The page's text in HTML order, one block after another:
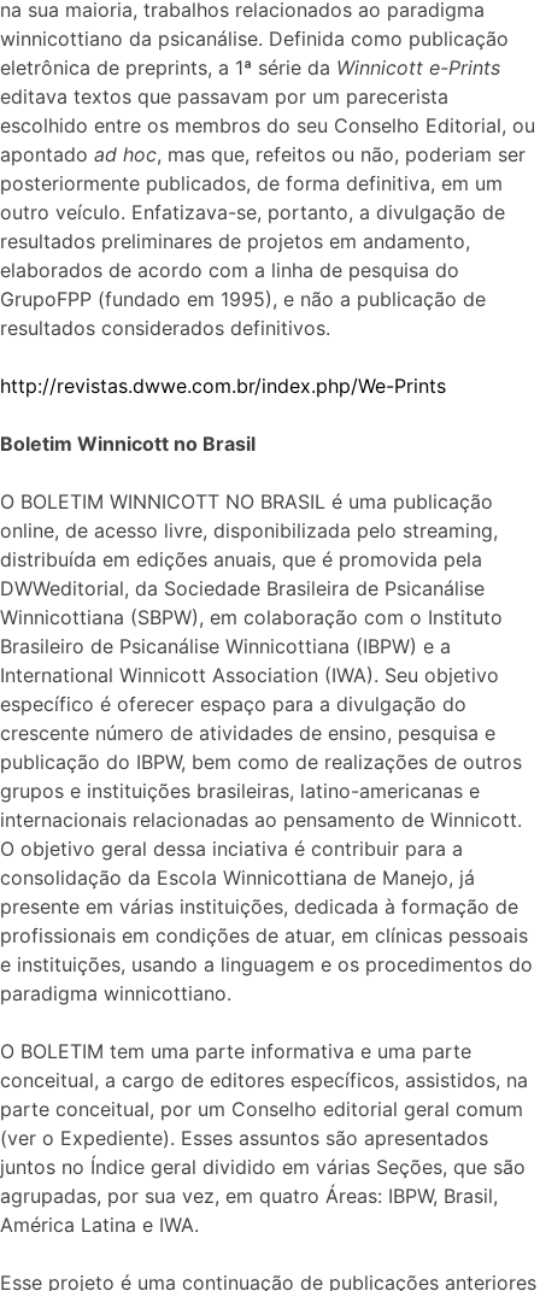
na sua maioria, trabalhos relacionados ao paradigma
winnicottiano da psicanálise. Definida como publicação
eletrônica de preprints, a 1ª série da Winnicott e-Prints
editava textos que passavam por um parecerista
escolhido entre os membros do seu Conselho Editorial, ou
apontado ad hoc, mas que, refeitos ou não, poderiam ser
posteriormente publicados, de forma definitiva, em um
outro veículo. Enfatizava-se, portanto, a divulgação de
resultados preliminares de projetos em andamento,
elaborados de acordo com a linha de pesquisa do
GrupoFPP (fundado em 1995), e não a publicação de
resultados considerados definitivos.
http://revistas.dwwe.com.br/index.php/We-Prints
Boletim Winnicott no Brasil
O BOLETIM WINNICOTT NO BRASIL é uma publicação
online, de acesso livre, disponibilizada pelo streaming,
distribuída em edições anuais, que é promovida pela
DWWeditorial, da Sociedade Brasileira de Psicanálise
Winnicottiana (SBPW), em colaboração com o Instituto
Brasileiro de Psicanálise Winnicottiana (IBPW) e a
International Winnicott Association (IWA). Seu objetivo
específico é oferecer espaço para a divulgação do
crescente número de atividades de ensino, pesquisa e
publicação do IBPW, bem como de realizações de outros
grupos e instituições brasileiras, latino-americanas e
internacionais relacionadas ao pensamento de Winnicott.
O objetivo geral dessa inciativa é contribuir para a
consolidação da Escola Winnicottiana de Manejo, já
presente em várias instituições, dedicada à formação de
profissionais em condições de atuar, em clínicas pessoais
e instituições, usando a linguagem e os procedimentos do
paradigma winnicottiano.
O BOLETIM tem uma parte informativa e uma parte
conceitual, a cargo de editores específicos, assistidos, na
parte conceitual, por um Conselho editorial geral comum
(ver o Expediente). Esses assuntos são apresentados
juntos no Índice geral dividido em várias Seções, que são
agrupadas, por sua vez, em quatro Áreas: IBPW, Brasil,
América Latina e IWA.
Esse projeto é uma continuação de publicações anteriores